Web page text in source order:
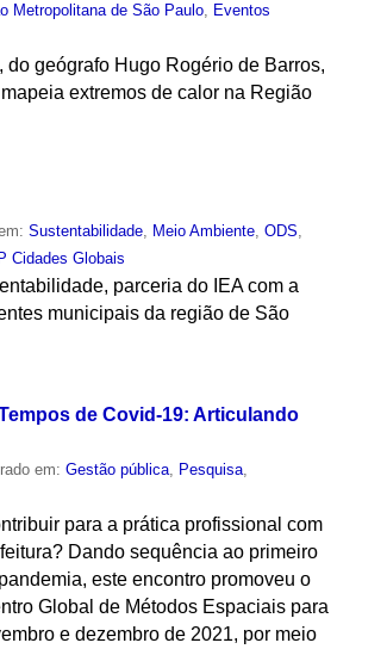
Metropolitana de São Paulo, Eventos
do geógrafo Hugo Rogério de Barros,
extremos de calor na Região
Sustentabilidade, Meio Ambiente,ODS,
Cidades Globais
parceria do IEA com a
municipais da região de São
de Covid-19: Articulando
em:Gestão pública Pesquisa
para a prática profissional com
Dando sequência ao primeiro
este encontro promoveu o
Global de Métodos Espaciais para
e dezembro de 2021, por meio